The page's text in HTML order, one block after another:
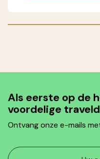
Als eerste op de
voordelige
Ontvang onze e-mails